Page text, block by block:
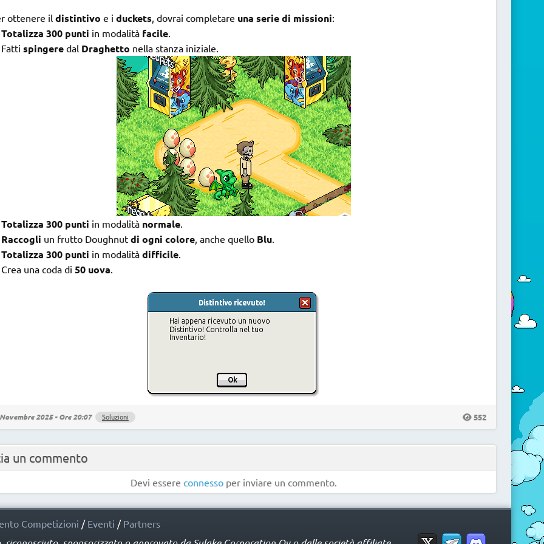
ottenere il distintivo e i duckets, dovrai completare una serie di missioni:
Totalizza 300 punti in modalità facile.
Fatti spingeredal Draghetto nella stanza iniziale.
Totalizza 300 punti in modalità normale.
Raccogli un frutto Doughnut di ogni colore, anche quello Blu.
Totalizza 300 punti in modalità difficile.
Crea una coda di 50 uova.
2025 - Ore 20:07 Soluzioni 552
un commento
Devi essere connessoper inviare un commento.
Competizioni / Eventi / Partners